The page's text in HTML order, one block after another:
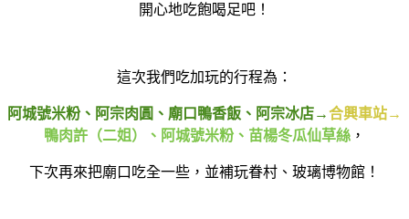
開心地吃飽喝足吧！
這次我們吃加玩的行程為：
阿城號米粉、阿宗肉圓、廟口鴨香飯、阿宗冰店→合興車站→
鴨肉許（二姐）、阿城號米粉、苗楊冬瓜仙草絲 ，
下次再來把廟口吃全一些，並補玩眷村、玻璃博物館！